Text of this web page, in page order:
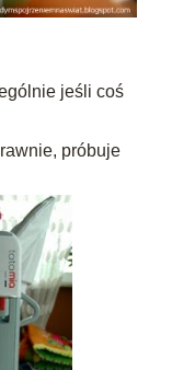
jeśli coś
próbuje